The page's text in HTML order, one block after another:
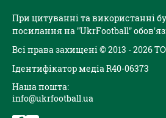
При цитуванні та використанні
посилання на "UkrFootball"
Всі права захищені © 2013 - 2026
Ідентифікатор медіа R40-06373
Наша пошта:
info@ukrfootball.ua